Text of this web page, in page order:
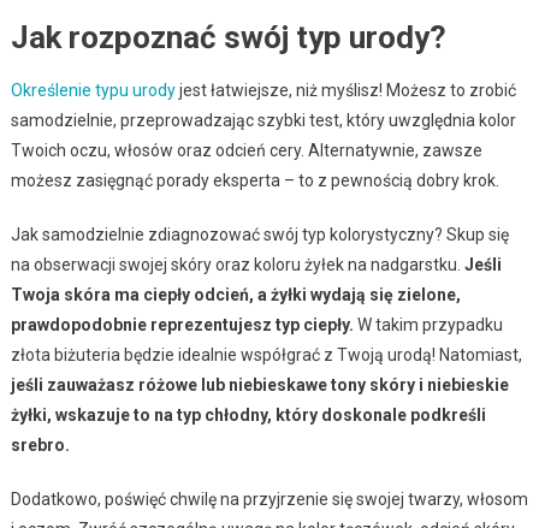
Jak rozpoznać swój typ urody?
Określenie typu urodyjest łatwiejsze, niż myślisz! Możesz to zrobić
samodzielnie, przeprowadzając szybki test, który uwzględnia kolor
Twoich oczu, włosów oraz odcień cery. Alternatywnie, zawsze
możesz zasięgnąć porady eksperta – to z pewnością dobry krok.
Jak samodzielnie zdiagnozować swój typ kolorystyczny? Skup się
na obserwacji swojej skóry oraz koloru żyłek na nadgarstku. Jeśli
Twoja skóra ma ciepły odcień, a żyłki wydają się zielone,
prawdopodobnie reprezentujesz typ ciepły. W takim przypadku
złota biżuteria będzie idealnie współgrać z Twoją urodą! Natomiast,
jeśli zauważasz różowe lub niebieskawe tony skóry i niebieskie
żyłki, wskazuje to na typ chłodny, który doskonale podkreśli
srebro.
Dodatkowo, poświęć chwilę na przyjrzenie się swojej twarzy, włosom